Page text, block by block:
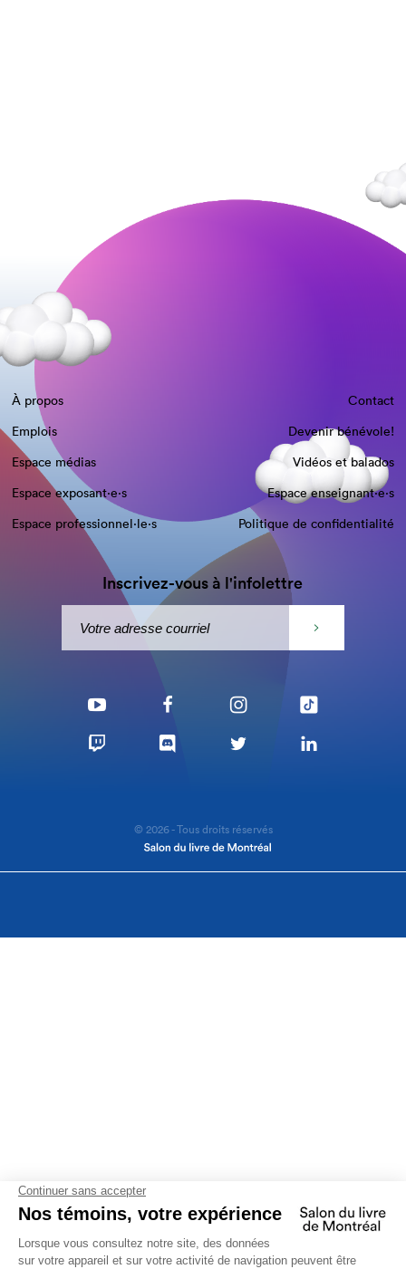
À propos
Contact
Emplois
Devenir bénévole!
Espace médias
Vidéos et balados
Espace exposant·e⋅s
Espace enseignant·e⋅s
Espace professionnel·le⋅s
Politique de confidentialité
Inscrivez-vous à l'infolettre
© 2026 - Tous droits réservés